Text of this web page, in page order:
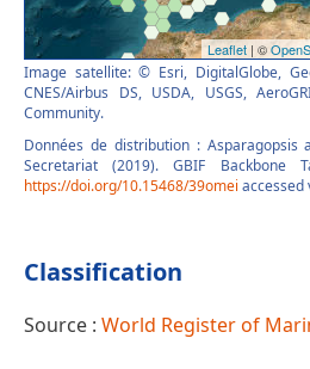
Image satellite: © Esri, DigitalGlobe,
CNES/Airbus DS, USDA, USGS,
Community.
Données de distribution : Asparagopsis
Secretariat (2019). GBIF Backbone
https://doi.org/10.15468/39omei accessed
Classification
Source : World Register of